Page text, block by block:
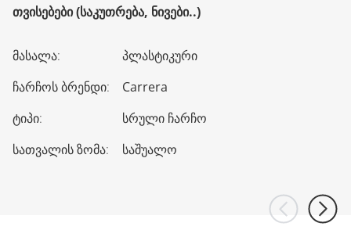
ᲗᲕᲘᲡᲔᲑᲔᲑᲘ (ᲡᲐᲙᲣᲗᲠᲔᲑᲐ, ᲜᲘᲕᲔᲑᲘ..)
მასალა:
პლასტიკური
ჩარჩოს ბრენდი:
Carrera
ტიპი:
სრული ჩარჩო
სათვალის ზომა: საშუალო